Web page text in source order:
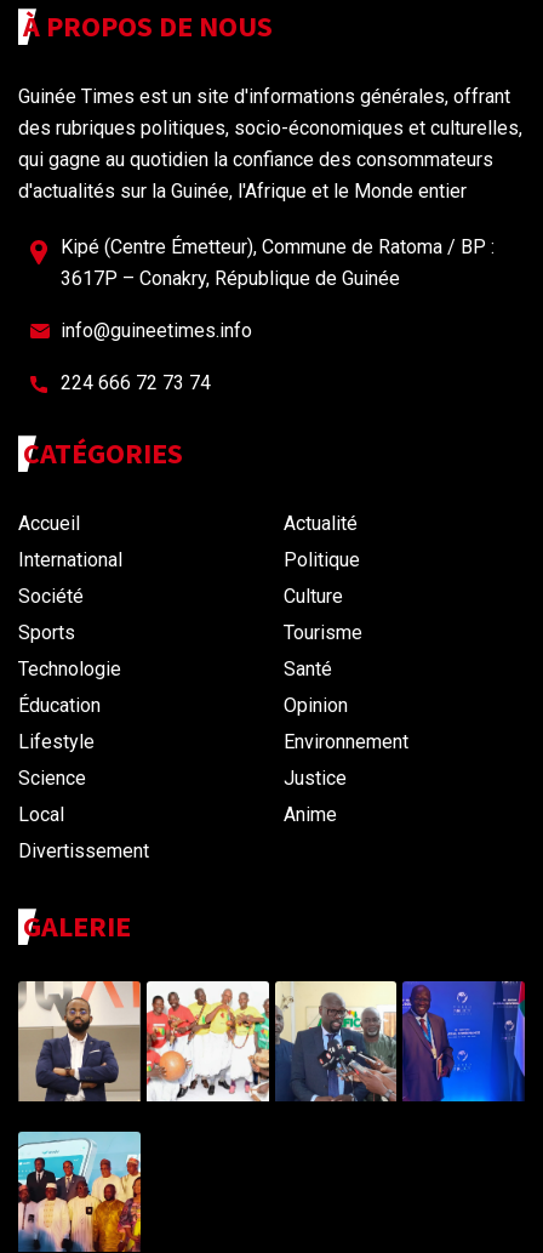
À PROPOS DE NOUS
Guinée Times est un site d'informations générales, offrant
des rubriques politiques, socio-économiques et culturelles,
qui gagne au quotidien la confiance des consommateurs
d'actualités sur la Guinée, l'Afrique et le Monde entier
Kipé (Centre Émetteur), Commune de Ratoma / BP :
3617P – Conakry, République de Guinée
info@guineetimes.info
224 666 72 73 74
CATÉGORIES
Accueil
Actualité
International
Politique
Société
Culture
Sports
Tourisme
Technologie
Santé
Éducation
Opinion
Lifestyle
Environnement
Science
Justice
Local
Anime
Divertissement
GALERIE